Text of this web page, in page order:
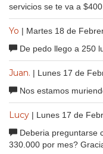
servicios se te va a
Yo | Martes 18 de
De pedo llego a 250
Juan. | Lunes 17 de
Nos estamos
Lucy | Lunes 17 de
Deberia preguntarse
330.000 por mes?